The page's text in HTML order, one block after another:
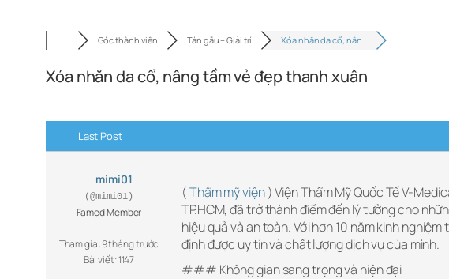
Góc thành viên Tán gẫu – Giải trí Xóa nhăn da cổ, nân…
Xóa nhăn da cổ, nâng tầm vẻ đẹp thanh xuân
Last Post
mimi01
(@mimi01)
Famed Member
Tham gia: 9 tháng trước
Bài viết: 1147
(Thẩm mỹ viện) Viện Thẩm Mỹ Quốc Tế V-
TP.HCM, đã trở thành điểm đến lý tưởng cho
hiệu quả và an toàn. Với hơn 10 năm kinh
định được uy tín và chất lượng dịch vụ của mình.
### Không gian sang trọng và hiện đại